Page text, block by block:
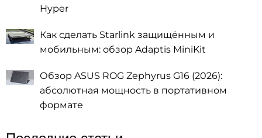
Hyper
Как сделать Starlink защищённым и
мобильным: обзор Adaptis MiniKit
Обзор ASUS ROG Zephyrus G16 (2026):
абсолютная мощность в портативном
формате